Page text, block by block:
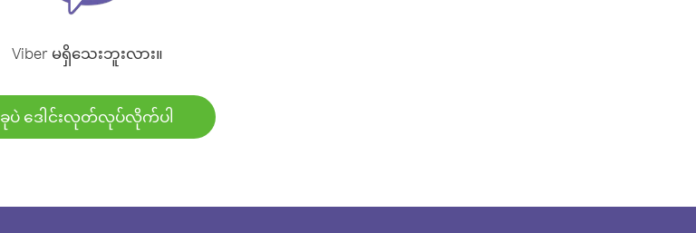
Viber မရှိသေးဘူးလား။
ခုပဲ ဒေါင်းလုတ်လုပ်လိုက်ပါ